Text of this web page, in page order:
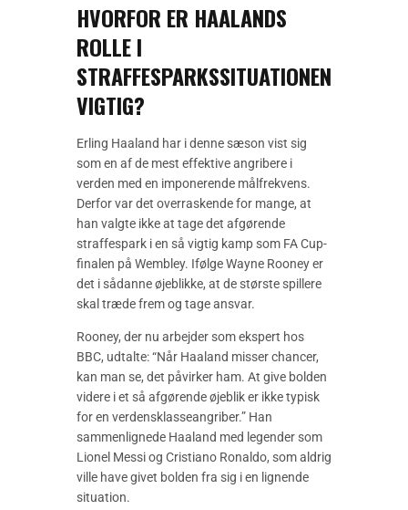
HVORFOR ER HAALANDS
ROLLE I
STRAFFESPARKSSITUATIONEN
VIGTIG?
Erling Haaland har i denne sæson vist sig
som en af de mest effektive angribere i
verden med en imponerende målfrekvens.
Derfor var det overraskende for mange, at
han valgte ikke at tage det afgørende
straffespark i en så vigtig kamp som FA Cup-
finalen på Wembley. Ifølge Wayne Rooney er
det i sådanne øjeblikke, at de største spillere
skal træde frem og tage ansvar.
Rooney, der nu arbejder som ekspert hos
BBC, udtalte: “Når Haaland misser chancer,
kan man se, det påvirker ham. At give bolden
videre i et så afgørende øjeblik er ikke typisk
for en verdensklasseangriber.” Han
sammenlignede Haaland med legender som
Lionel Messi og Cristiano Ronaldo, som aldrig
ville have givet bolden fra sig i en lignende
situation.